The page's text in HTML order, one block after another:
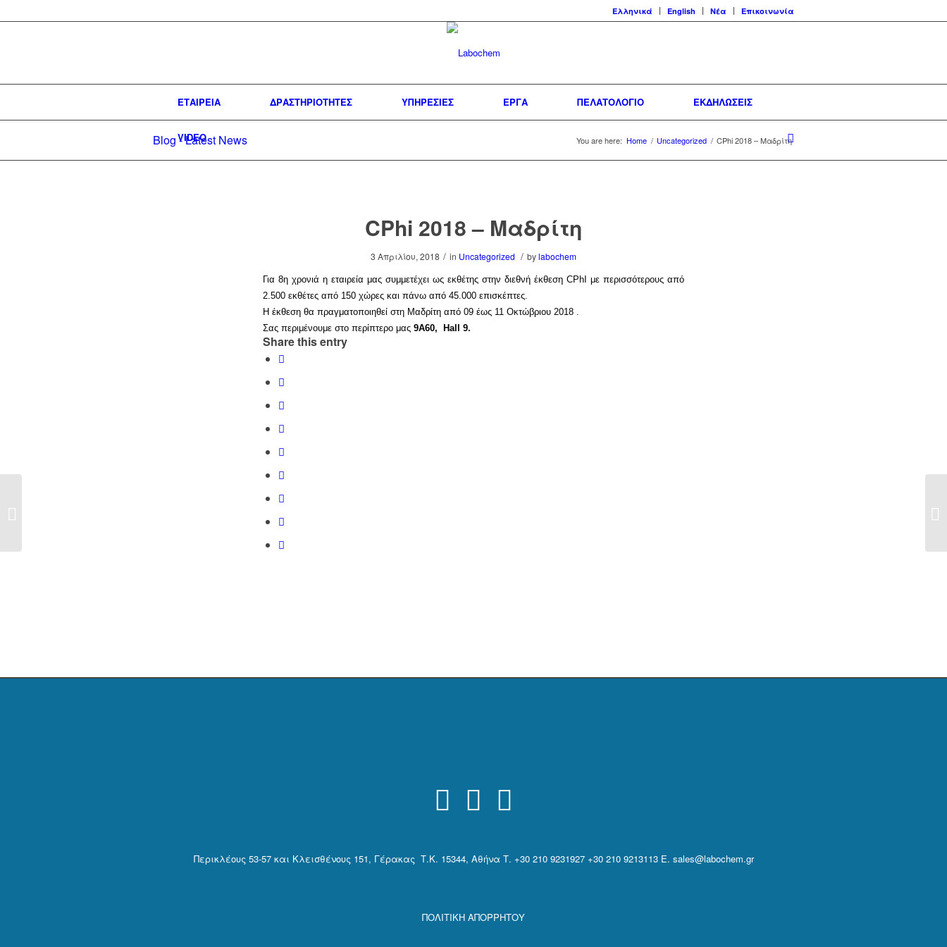
Ελληνικά English Νέα Επικοινωνία
ΕΤΑΙΡΕΙΑ ΔΡΑΣΤΗΡΙΟΤΗΤΕΣ ΥΠΗΡΕΣΙΕΣ ΕΡΓΑ ΠΕΛΑΤΟΛΟΓΙΟ ΕΚΔΗΛΩΣΕΙΣ
VIDEO
Blog - Latest News You are here: Home / Uncategorized / CPhi 2018 – Μαδρίτη
CPhi 2018 – Μαδρίτη
3 Απριλίου, 2018 / in Uncategorized / bylabochem
Για 8η χρονιά η εταιρεία μας συμμετέχει ως εκθέτης στην διεθνή έκθεση CPhI με περισσότερους από
2.500 εκθέτες από 150 χώρες και πάνω από 45.000 επισκέπτες.
Η έκθεση θα πραγματοποιηθεί στη Μαδρίτη από 09 έως 11 Οκτώβριου 2018 .
Σας περιμένουμε στο περίπτερο μας 9A60, Hall 9.
Share this entry
Περικλέους 53-57 και Κλεισθένους 151, Γέρακας Τ.Κ. 15344, Αθήνα Τ. +30 210 9231927 +30 210 9213113 E. sales@labochem.gr
ΠΟΛΙΤΙΚΗ ΑΠΟΡΡΗΤΟΥ